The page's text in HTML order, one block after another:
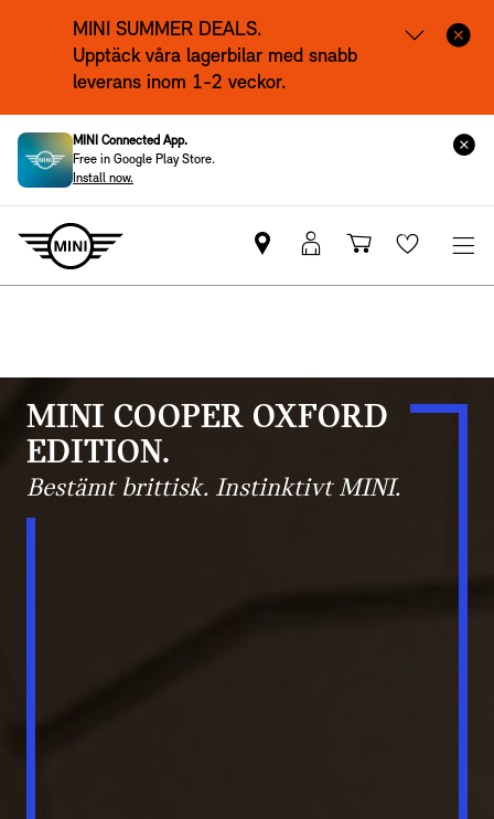
MINI SUMMER DEALS.
Upptäck våra lagerbilar med snabb
leverans inom 1-2 veckor.
Tillgängliga bilar.
MINI Connected App.
Free in Google Play Store.
Install now.
Hitta
MINI
MyMini
inloggning
Kundvagn
Wishlist
MINI COOPER OXFORD
EDITION.
Bestämt brittisk. Instinktivt MINI.